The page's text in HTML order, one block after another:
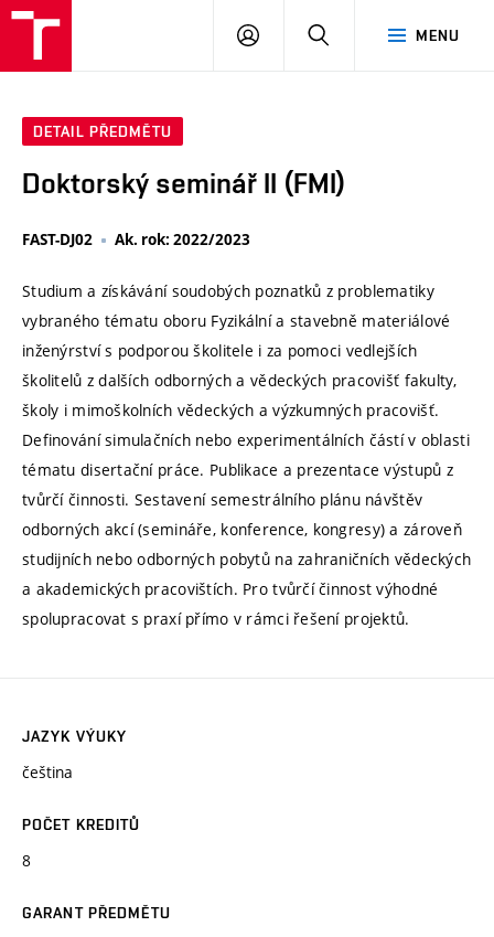
MENU
PŘIHLÁSIT
DETAIL PŘEDMĚTU
Doktorský seminář II (FMI)
FAST-DJ02 Ak. rok: 2022/2023
Studium a získávání soudobých poznatků z problematiky
vybraného tématu oboru Fyzikální a stavebně materiálové
inženýrství s podporou školitele i za pomoci vedlejších
školitelů z dalších odborných a vědeckých pracovišť fakulty,
školy i mimoškolních vědeckých a výzkumných pracovišť.
Definování simulačních nebo experimentálních částí v oblasti
tématu disertační práce. Publikace a prezentace výstupů z
tvůrčí činnosti. Sestavení semestrálního plánu návštěv
odborných akcí (semináře, konference, kongresy) a zároveň
studijních nebo odborných pobytů na zahraničních vědeckých
a akademických pracovištích. Pro tvůrčí činnost výhodné
spolupracovat s praxí přímo v rámci řešení projektů.
JAZYK VÝUKY
čeština
POČET KREDITŮ
8
GARANT PŘEDMĚTU